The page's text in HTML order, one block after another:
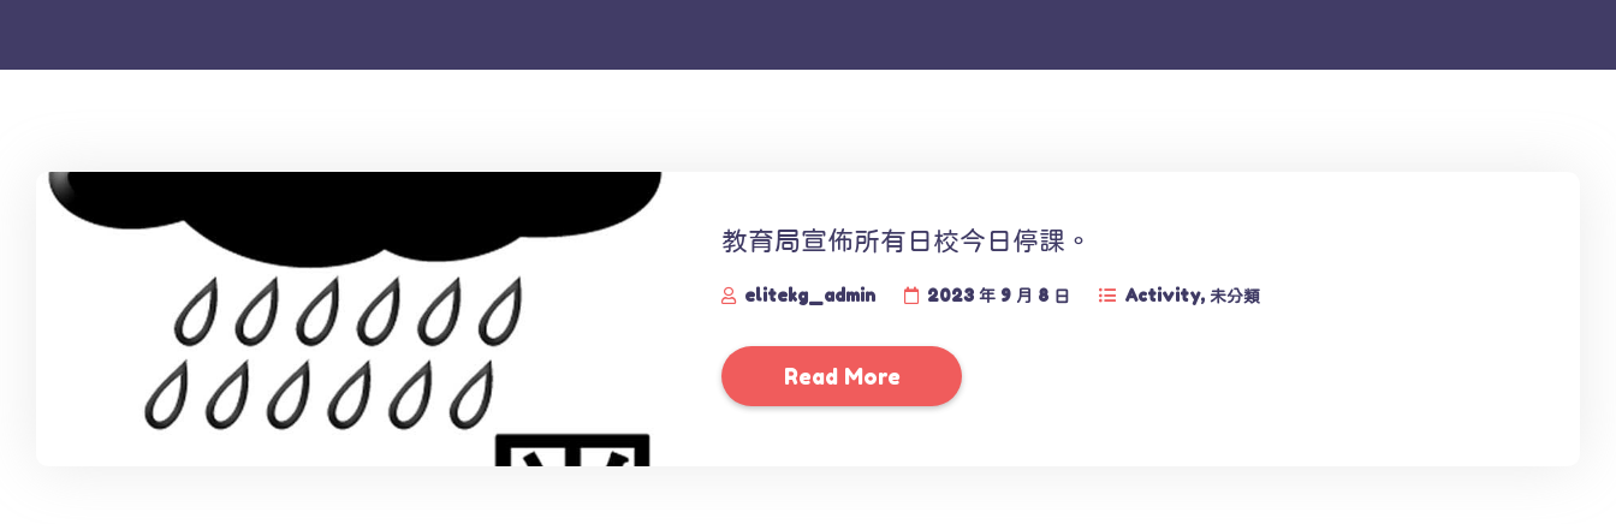
教育局宣佈所有日校今日停課。
elitekg_admin 2023 年 9 月 8 日 Activity, 未分類
Read More
本園以「以兒童為中心，以家長為本位」的宗
旨，肩負社會責任，為兒童提供優質的學前服
傳真: 2711 0279
地址: 新界天水圍天麗苑A座地下KG01號
最新消息
學校特色